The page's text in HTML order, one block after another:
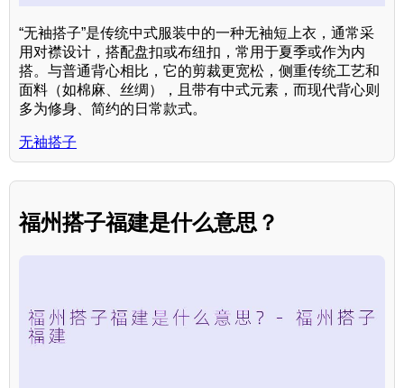
“无袖搭子”是传统中式服装中的一种无袖短上衣，通常采
用对襟设计，搭配盘扣或布纽扣，常用于夏季或作为内
搭。与普通背心相比，它的剪裁更宽松，侧重传统工艺和
面料（如棉麻、丝绸），且带有中式元素，而现代背心则
多为修身、简约的日常款式。
无袖搭子
福州搭子福建是什么意思？